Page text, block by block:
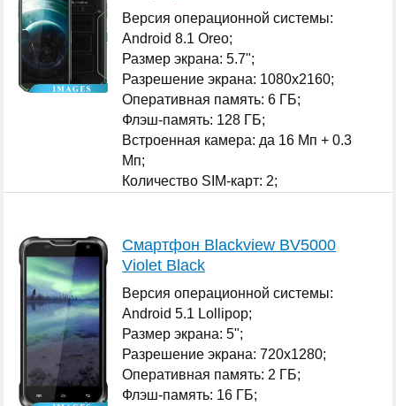
Версия операционной системы:
Android 8.1 Oreo;
Размер экрана: 5.7";
Разрешение экрана: 1080x2160;
Оперативная память: 6 ГБ;
Флэш-память: 128 ГБ;
Встроенная камера: да 16 Мп + 0.3
Мп;
Количество SIM-карт: 2;
Смартфон Blackview BV5000
Violet Black
Версия операционной системы:
Android 5.1 Lollipop;
Размер экрана: 5";
Разрешение экрана: 720x1280;
Оперативная память: 2 ГБ;
Флэш-память: 16 ГБ;